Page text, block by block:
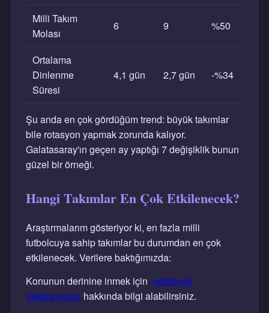
Milli Takım
Molası
6 9 %50
Ortalama
Dinlenme
Süresi
4,1 gün 2,7 gün -%34
Şu anda en çok gördüğüm trend: büyük takımlar
bile rotasyon yapmak zorunda kalıyor.
Galatasaray'ın geçen ay yaptığı 7 değişiklik bunun
güzel bir örneği.
Hangi Takımlar En Çok Etkilenecek?
Araştırmalarım gösteriyor ki, en fazla milli
futbolcuya sahip takımlar bu durumdan en çok
etkilenecek. Verilere baktığımızda:
Konunun derinine inmek için >editöryel
yaklaşımımız hakkında bilgi alabilirsiniz.